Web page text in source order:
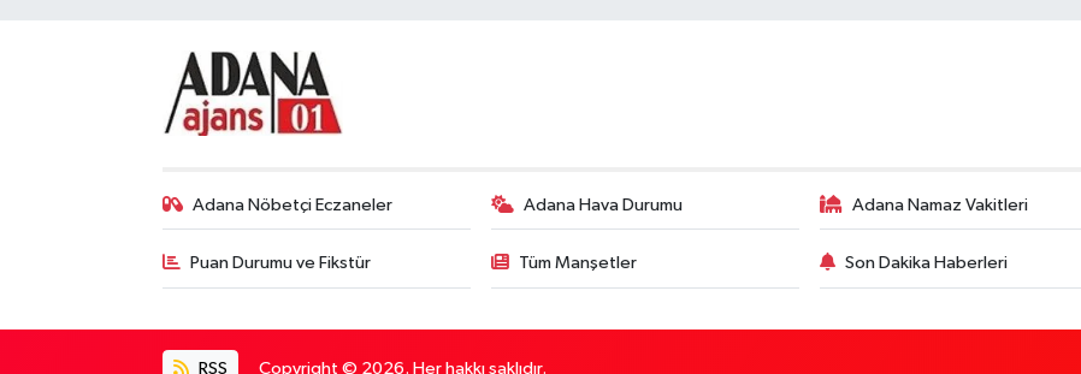
Adana Nöbetçi Eczaneler Adana Hava Durumu Adana Namaz Vakitleri
Puan Durumu ve Fikstür Tüm Manşetler Son Dakika Haberleri
RSS Copyright © 2026. Her hakkı saklıdır.